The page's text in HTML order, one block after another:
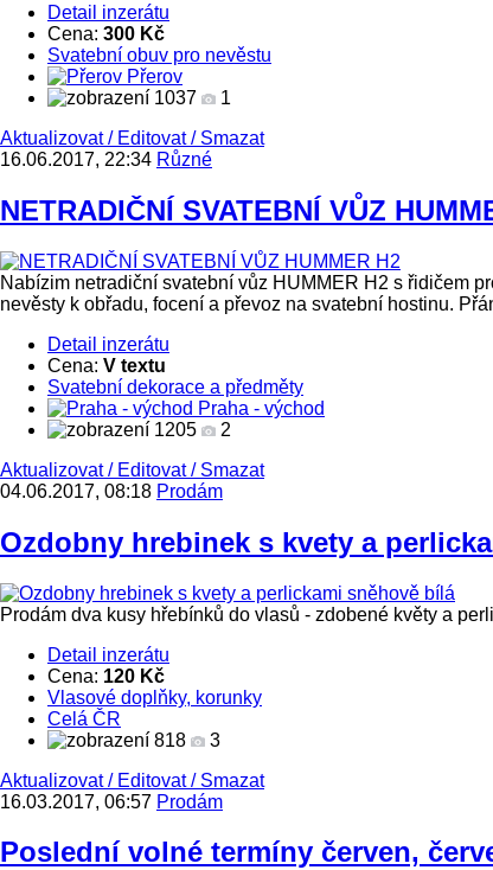
Detail inzerátu
Cena: 300 Kč
Svatební obuv pro nevěstu
Přerov
1037
1
Aktualizovat/ Editovat/ Smazat
16.06.2017, 22:34 Různé
NETRADIČNÍ SVATEBNÍ VŮZ
Nabízim netradiční svatební vůz HUMMER H2 s řidičem
nevěsty k obřadu, focení a převoz na svatební hostinu.
Detail inzerátu
Cena: V textu
Svatební dekorace a předměty
Praha - východ
1205
2
Aktualizovat/ Editovat/ Smazat
04.06.2017, 08:18 Prodám
Ozdobny hrebinek s kvety a
Prodám dva kusy hřebínků do vlasů - zdobené květy a
Detail inzerátu
Cena: 120 Kč
Vlasové doplňky, korunky
Celá ČR
818
3
Aktualizovat/ Editovat/ Smazat
16.03.2017, 06:57 Prodám
Poslední volné termíny červen,